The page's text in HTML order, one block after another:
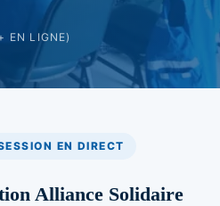
EN LIGNE)
EN DIRECT
Alliance Solidaire